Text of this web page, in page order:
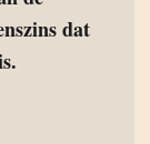
dat